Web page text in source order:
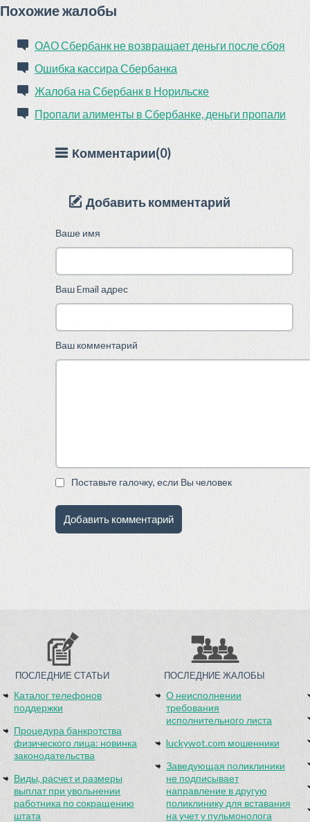
Похожие жалобы
ОАО Сбербанк не возвращает деньги после сбоя
Ошибка кассира Сбербанка
Жалоба на Сбербанк в Норильске
Пропали алименты в Сбербанке, деньги пропали
Комментарии(0)
Добавить комментарий
Ваше имя
Ваш Email адрес
Ваш комментарий
Поставьте галочку, если Вы человек
ПОСЛЕДНИЕ СТАТЬИ
Каталог телефонов
поддержки
Процедура банкротства
физического лица: новинка
законодательства
Виды, расчет и размеры
выплат при увольнении
работника по сокращению
штата
ПОСЛЕДНИЕ ЖАЛОБЫ
О неисполнении
требования
исполнительного листа
luckywot.com мошенники
Заведующая поликлиники
не подписывает
направление в другую
поликлинику для вставания
на учет у пульмонолога